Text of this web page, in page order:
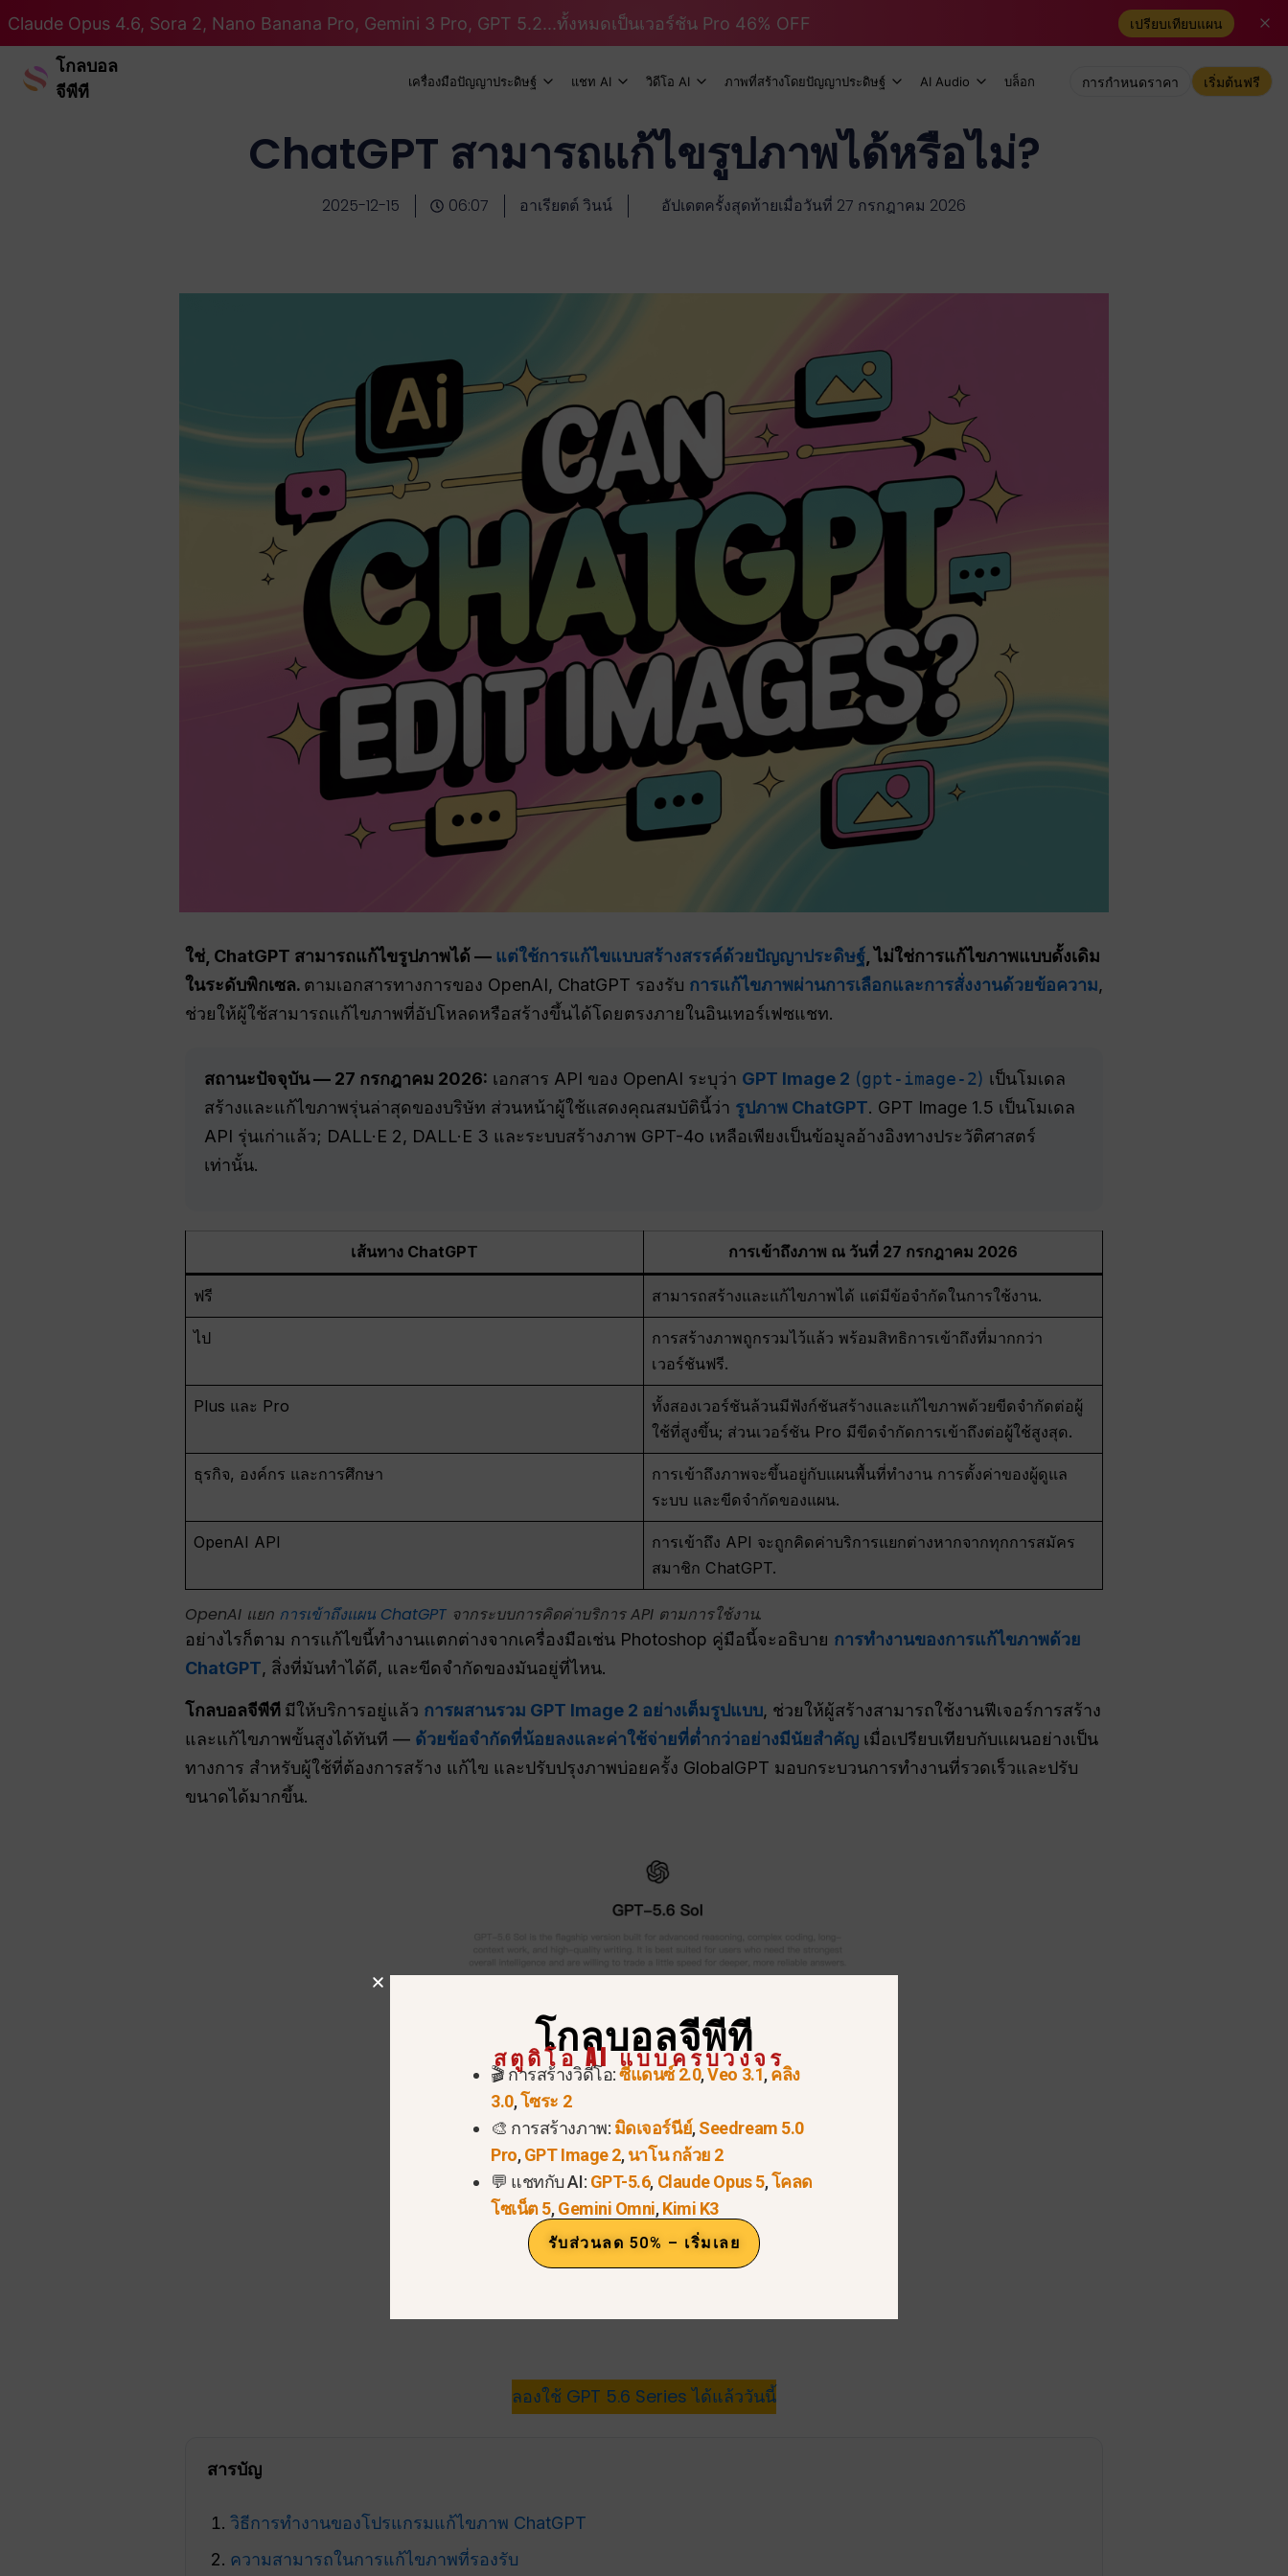
Claude Opus 4.6, Sora 2, Nano Banana Pro, Gemini 3 Pro, GPT 5.2...ทั้งหมดเป็นเวอร์ชัน Pro 46% OFF เปรียบเทียบแผน
โกลบอล
จีพีที
เครื่องมือปัญญาประดิษฐ์ แชท AI วิดีโอ AI ภาพที่สร้างโดยปัญญาประดิษฐ์ AI Audio บล็อก การกำหนดราคา เริ่มต้นฟรี
ChatGPT สามารถแก้ไขรูปภาพได้หรือไม่?
2025-12-15 06:07 อาเรียตต์ วินน์ อัปเดตครั้งสุดท้ายเมื่อวันที่ 27 กรกฎาคม 2026
ใช่, ChatGPT สามารถแก้ไขรูปภาพได้ — แต่ใช้การแก้ไขแบบสร้างสรรค์ด้วยปัญญาประดิษฐ์, ไม่ใช่การแก้ไขภาพแบบดั้งเดิม
ในระดับพิกเซล. ตามเอกสารทางการของ OpenAI, ChatGPT รองรับ การแก้ไขภาพผ่านการเลือกและการสั่งงานด้วยข้อความ,
ช่วยให้ผู้ใช้สามารถแก้ไขภาพที่อัปโหลดหรือสร้างขึ้นได้โดยตรงภายในอินเทอร์เฟซแชท.
สถานะปัจจุบัน — 27 กรกฎาคม 2026: เอกสาร API ของ OpenAI ระบุว่า GPT Image 2 (gpt-image-2) เป็นโมเดล
สร้างและแก้ไขภาพรุ่นล่าสุดของบริษัท ส่วนหน้าผู้ใช้แสดงคุณสมบัตินี้ว่า รูปภาพ ChatGPT. GPT Image 1.5 เป็นโมเดล
API รุ่นเก่าแล้ว; DALL·E 2, DALL·E 3 และระบบสร้างภาพ GPT-4o เหลือเพียงเป็นข้อมูลอ้างอิงทางประวัติศาสตร์
เท่านั้น.
เส้นทาง ChatGPT การเข้าถึงภาพ ณ วันที่ 27 กรกฎาคม 2026
ฟรี สามารถสร้างและแก้ไขภาพได้ แต่มีข้อจำกัดในการใช้งาน.
ไป
การสร้างภาพถูกรวมไว้แล้ว พร้อมสิทธิการเข้าถึงที่มากกว่า
เวอร์ชันฟรี.
Plus และ Pro
ทั้งสองเวอร์ชันล้วนมีฟังก์ชันสร้างและแก้ไขภาพด้วยขีดจำกัดต่อผู้
ใช้ที่สูงขึ้น; ส่วนเวอร์ชัน Pro มีขีดจำกัดการเข้าถึงต่อผู้ใช้สูงสุด.
ธุรกิจ, องค์กร และการศึกษา
การเข้าถึงภาพจะขึ้นอยู่กับแผนพื้นที่ทำงาน การตั้งค่าของผู้ดูแล
ระบบ และขีดจำกัดของแผน.
OpenAI API
การเข้าถึง API จะถูกคิดค่าบริการแยกต่างหากจากทุกการสมัคร
สมาชิก ChatGPT.
OpenAI แยก การเข้าถึงแผน ChatGPT จากระบบการคิดค่าบริการ API ตามการใช้งาน.
อย่างไรก็ตาม การแก้ไขนี้ทำงานแตกต่างจากเครื่องมือเช่น Photoshop คู่มือนี้จะอธิบาย การทำงานของการแก้ไขภาพด้วย
ChatGPT, สิ่งที่มันทำได้ดี, และขีดจำกัดของมันอยู่ที่ไหน.
โกลบอลจีพีที มีให้บริการอยู่แล้ว การผสานรวม GPT Image 2 อย่างเต็มรูปแบบ, ช่วยให้ผู้สร้างสามารถใช้งานฟีเจอร์การสร้าง
และแก้ไขภาพขั้นสูงได้ทันที — ด้วยข้อจำกัดที่น้อยลงและค่าใช้จ่ายที่ต่ำกว่าอย่างมีนัยสำคัญ เมื่อเปรียบเทียบกับแผนอย่างเป็น
ทางการ สำหรับผู้ใช้ที่ต้องการสร้าง แก้ไข และปรับปรุงภาพบ่อยครั้ง GlobalGPT มอบกระบวนการทำงานที่รวดเร็วและปรับ
ขนาดได้มากขึ้น.
ลองใช้ GPT 5.6 Series ได้แล้ววันนี้
สารบัญ
วิธีการทำงานของโปรแกรมแก้ไขภาพ ChatGPT
ความสามารถในการแก้ไขภาพที่รองรับ
โกลบอลจีพีที
สตูดิโอ AI แบบครบวงจร
🎬 การสร้างวิดีโอ:ซีแดนซ์ 2.0,Veo 3.1,คลิง
3.0,โซระ 2
🎨 การสร้างภาพ: มิดเจอร์นีย์,Seedream 5.0
Pro,GPT Image 2,นาโน กล้วย 2
💬 แชทกับ AI: GPT-5.6, Claude Opus 5,โคลด
โซเน็ต 5,Gemini Omni,Kimi K3
รับส่วนลด 50% – เริ่มเลย